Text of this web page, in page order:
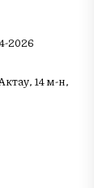
2026
14 м-н,